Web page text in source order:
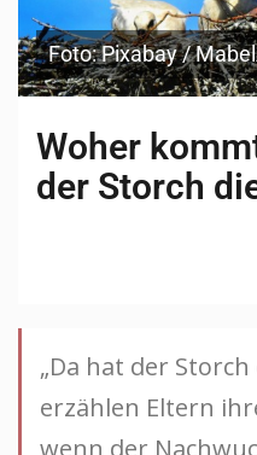
Foto: Pixabay /
Woher
der Storch
„Da hat der
erzählen Eltern
wenn der